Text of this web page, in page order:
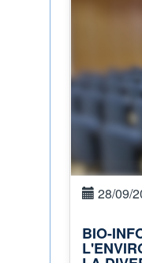
28/09/
BIO-